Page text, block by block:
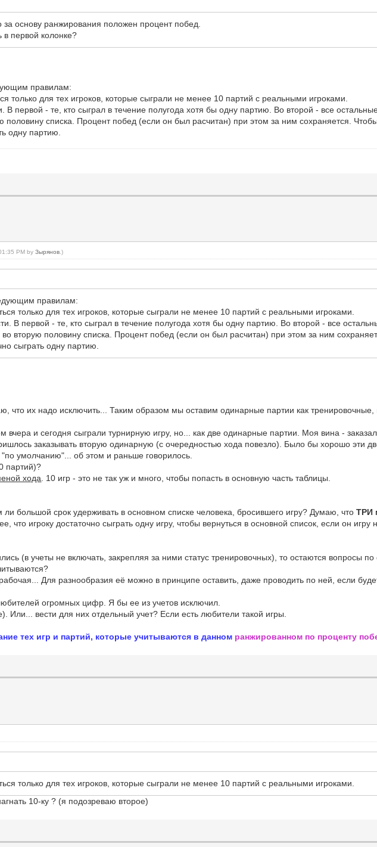
основу ранжирования положен процент побед.
в первой колонке?
правилам:
только для тех игроков, которые сыграли не менее 10 партий с реальными игроками.
В первой - те, кто сыграл в течение полугода хотя бы одну партию. Во второй - все
списка. Процент побед (если он был расчитан) при этом за ним сохраняется.
одну партию.
PM byЗырянов .)
правилам:
только для тех игроков, которые сыграли не менее 10 партий с реальными игроками.
В первой - те, кто сыграл в течение полугода хотя бы одну партию. Во второй - все
вторую половину списка. Процент побед (если он был расчитан) при этом за ним
сыграть одну партию.
что их надо исключить... Таким образом мы оставим одинарные партии как тренировочные,
и сегодня сыграли турнирную игру, но... как две одинарные партии. Моя вина -
заказывать вторую одинарную (с очередностью хода повезло). Было бы хорошо эти
умолчанию"... об этом и раньше говорилось.
партий)?
хода . 10 игр - это не так уж и много, чтобы попасть в основную часть таблицы.
большой срок удерживать в основном списке человека, бросившего игру? Думаю, чтоТРИ
что игроку достаточно сыграть одну игру, чтобы вернуться в основной список, если он игру
(в учеты не включать, закрепляя за ними статус тренировочных), то остаются вопросы
Для разнообразия её можно в принципе оставить, даже проводить по ней, если
огромных цифр. Я бы ее из учетов исключил.
Или... вести для них отдельный учет? Если есть любители такой игры.
тех игр и партий, которые учитываются в данном ранжированном по проценту
только для тех игроков, которые сыграли не менее 10 партий с реальными игроками.
10-ку ? (я подозреваю второе)